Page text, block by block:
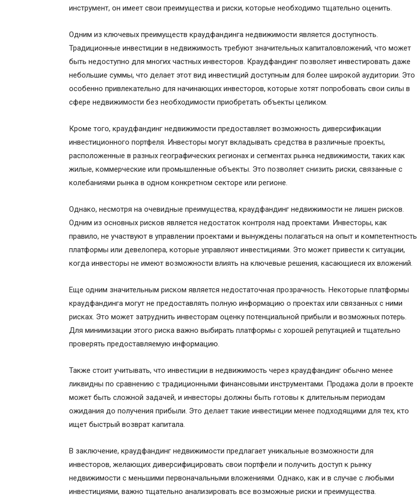
инструмент, он имеет свои преимущества и риски, которые необходимо тщательно оценить.
Одним из ключевых преимуществ краудфандинга недвижимости является доступность.
Традиционные инвестиции в недвижимость требуют значительных капиталовложений, что может
быть недоступно для многих частных инвесторов. Краудфандинг позволяет инвестировать даже
небольшие суммы, что делает этот вид инвестиций доступным для более широкой аудитории. Это
особенно привлекательно для начинающих инвесторов, которые хотят попробовать свои силы в
сфере недвижимости без необходимости приобретать объекты целиком.
Кроме того, краудфандинг недвижимости предоставляет возможность диверсификации
инвестиционного портфеля. Инвесторы могут вкладывать средства в различные проекты,
расположенные в разных географических регионах и сегментах рынка недвижимости, таких как
жилые, коммерческие или промышленные объекты. Это позволяет снизить риски, связанные с
колебаниями рынка в одном конкретном секторе или регионе.
Однако, несмотря на очевидные преимущества, краудфандинг недвижимости не лишен рисков.
Одним из основных рисков является недостаток контроля над проектами. Инвесторы, как
правило, не участвуют в управлении проектами и вынуждены полагаться на опыт и компетентность
платформы или девелопера, которые управляют инвестициями. Это может привести к ситуации,
когда инвесторы не имеют возможности влиять на ключевые решения, касающиеся их вложений.
Еще одним значительным риском является недостаточная прозрачность. Некоторые платформы
краудфандинга могут не предоставлять полную информацию о проектах или связанных с ними
рисках. Это может затруднить инвесторам оценку потенциальной прибыли и возможных потерь.
Для минимизации этого риска важно выбирать платформы с хорошей репутацией и тщательно
проверять предоставляемую информацию.
Также стоит учитывать, что инвестиции в недвижимость через краудфандинг обычно менее
ликвидны по сравнению с традиционными финансовыми инструментами. Продажа доли в проекте
может быть сложной задачей, и инвесторы должны быть готовы к длительным периодам
ожидания до получения прибыли. Это делает такие инвестиции менее подходящими для тех, кто
ищет быстрый возврат капитала.
В заключение, краудфандинг недвижимости предлагает уникальные возможности для
инвесторов, желающих диверсифицировать свои портфели и получить доступ к рынку
недвижимости с меньшими первоначальными вложениями. Однако, как и в случае с любыми
инвестициями, важно тщательно анализировать все возможные риски и преимущества.